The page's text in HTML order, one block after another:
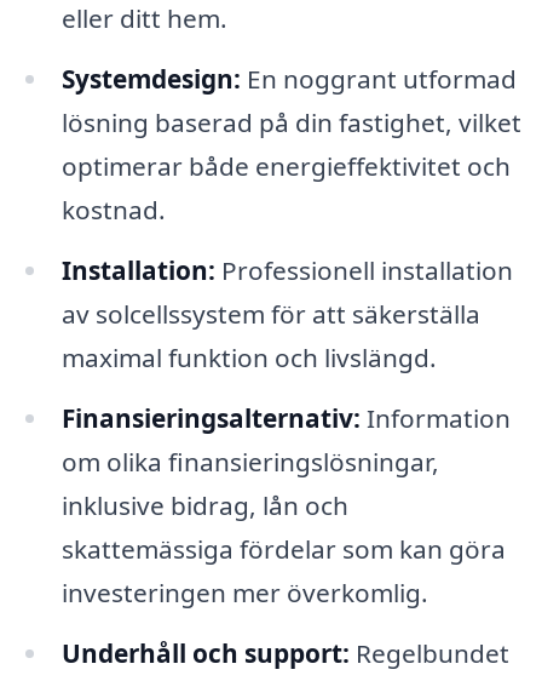
eller ditt hem.
Systemdesign: En noggrant utformad
lösning baserad på din fastighet, vilket
optimerar både energieffektivitet och
kostnad.
Installation: Professionell installation
av solcellssystem för att säkerställa
maximal funktion och livslängd.
Finansieringsalternativ: Information
om olika finansieringslösningar,
inklusive bidrag, lån och
skattemässiga fördelar som kan göra
investeringen mer överkomlig.
Underhåll och support: Regelbundet